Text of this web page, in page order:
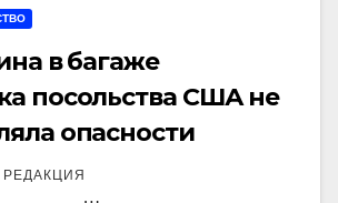
в багаже
посольства США не
опасности
РЕДАКЦИЯ